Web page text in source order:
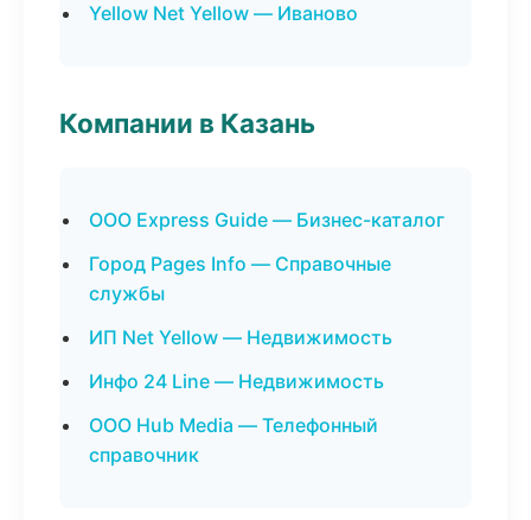
Yellow Net Yellow — Иваново
Компании в Казань
ООО Express Guide — Бизнес-каталог
Город Pages Info — Справочные
службы
ИП Net Yellow — Недвижимость
Инфо 24 Line — Недвижимость
ООО Hub Media — Телефонный
справочник